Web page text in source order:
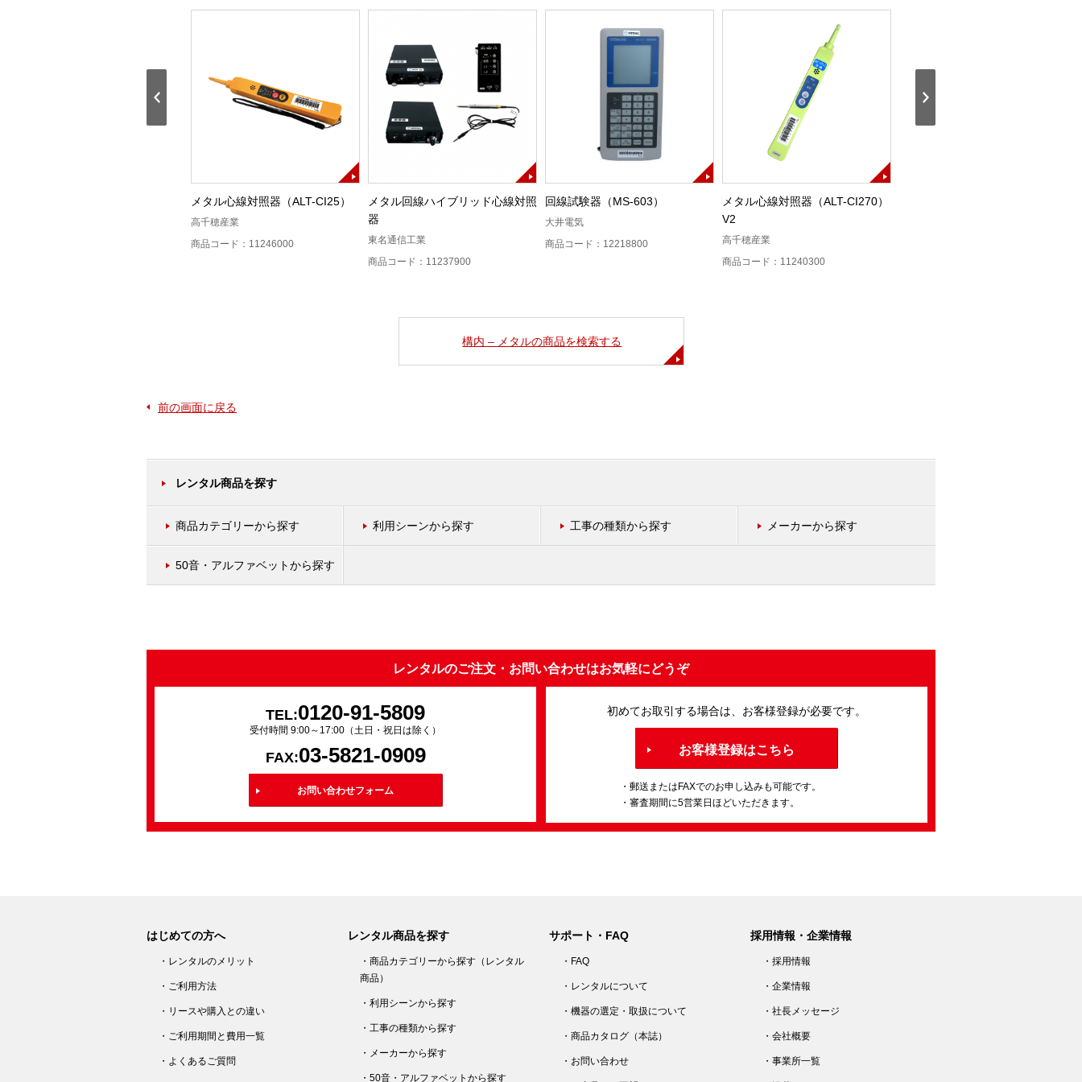
メタル心線対照器（ALT-CI25）
高千穂産業
商品コード：11246000
メタル回線ハイブリッド心線対照
器
東名通信工業
商品コード：11237900
回線試験器（MS-603）
大井電気
商品コード：12218800
メタル心線対照器（ALT-CI270）
V2
高千穂産業
商品コード：11240300
構内 – メタルの商品を検索する
前の画面に戻る
レンタル商品を探す
商品カテゴリーから探す 利用シーンから探す 工事の種類から探す メーカーから探す
50音・アルファベットから探す
レンタルのご注文・お問い合わせはお気軽にどうぞ
TEL:0120-91-5809
受付時間 9:00～17:00（土日・祝日は除く）
FAX:03-5821-0909
お問い合わせフォーム
初めてお取引する場合は、お客様登録が必要です。
お客様登録はこちら
・郵送またはFAXでのお申し込みも可能です。
・審査期間に5営業日ほどいただきます。
はじめての方へ
・レンタルのメリット
・ご利用方法
・リースや購入との違い
・ご利用期間と費用一覧
・よくあるご質問
レンタル商品を探す
・商品カテゴリーから探す（レンタル
商品）
・利用シーンから探す
・工事の種類から探す
・メーカーから探す
・50音・アルファベットから探す
サポート・FAQ
・FAQ
・レンタルについて
・機器の選定・取扱について
・商品カタログ（本誌）
・お問い合わせ
採用情報・企業情報
・採用情報
・企業情報
・社長メッセージ
・会社概要
・事業所一覧